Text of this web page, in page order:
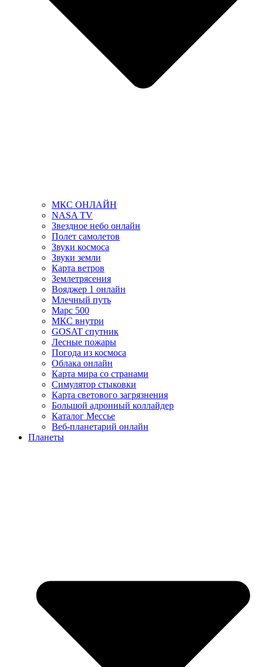
МКС ОНЛАЙН
NASA TV
Звездное небо онлайн
Полет самолетов
Звуки космоса
Звуки земли
Карта ветров
Землетрясения
Вояджер 1 онлайн
Млечный путь
Марс 500
МКС внутри
GOSAT спутник
Лесные пожары
Погода из космоса
Облака онлайн
Карта мира со странами
Симулятор стыковки
Карта светового загрязнения
Большой адронный коллайдер
Каталог Мессье
Веб-планетарий онлайн
Планеты